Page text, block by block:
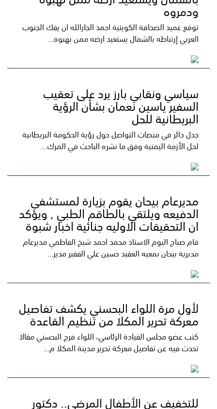
ودمروه
توقع عميد الصحافة الكويتية احمد الجارالله ان يفك الجنوب
العربي إرتباطه بالشمال يستعيد ارضه ممن نهبوه...
سياسي ونقابي بارز يرد على تعقيب
السفير ياسين نعمان بشأن الرؤية
البريطانية للحل
جدل دائر في منصات التواصل حول رؤية الحكومة البريطانية
لحل الأزمة اليمنية وفق ما نشره الباحث في المرك...
مديرعام بيحان يقوم بزيارة لمستشفى
الدفيعه ويلتقي بالطاقم الطبي , ويؤكد
ان التحقيقات الاوليه جنائية اخبار شبوة
قام صباح اليوم الاستاذ محمد احمد شيخ الفاطمي مديرعام
مديرية بيحان بمعيه العقيد حسين علي الفقير مدير...
لأول مرة اللواء البحسني يكشف تفاصيل
معركة تحرير المكلا من تنظيم القاعدة
كتب عضو مجلس القيادة الرئاسي، اللواء فرج البحسني مقالا
تحدث فيه عن تفاصيل معركة تحرير مدينة المكلا م...
للتخفيف عن الأطفال المرضى.. دكتور